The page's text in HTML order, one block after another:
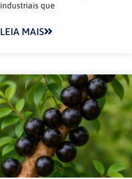
industriais que
LEIA MAIS